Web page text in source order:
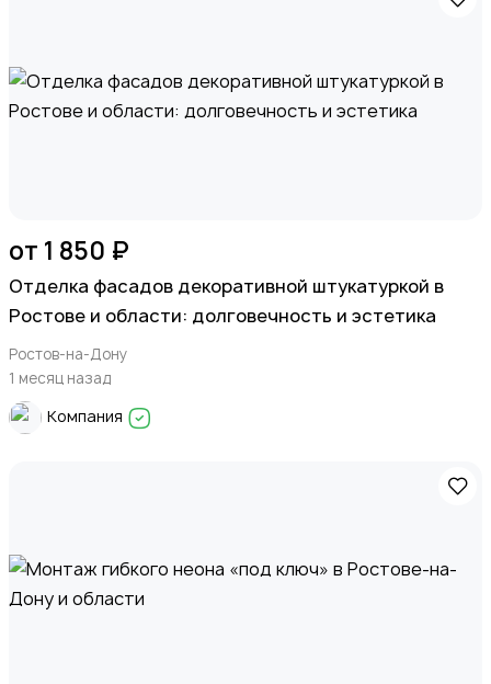
от 1 850 ₽
Отделка фасадов декоративной штукатуркой в
Ростове и области: долговечность и эстетика
Ростов-на-Дону
1 месяц назад
Компания